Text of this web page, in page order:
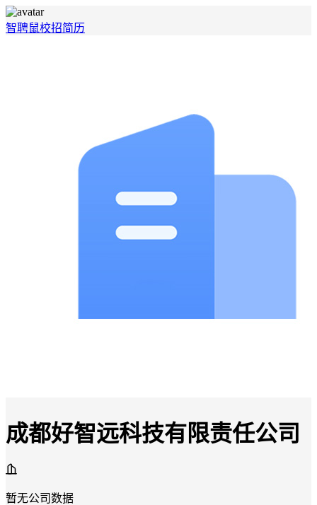
智聘鼠校招简历
成都好智远科技有限责任公司
暂无公司数据